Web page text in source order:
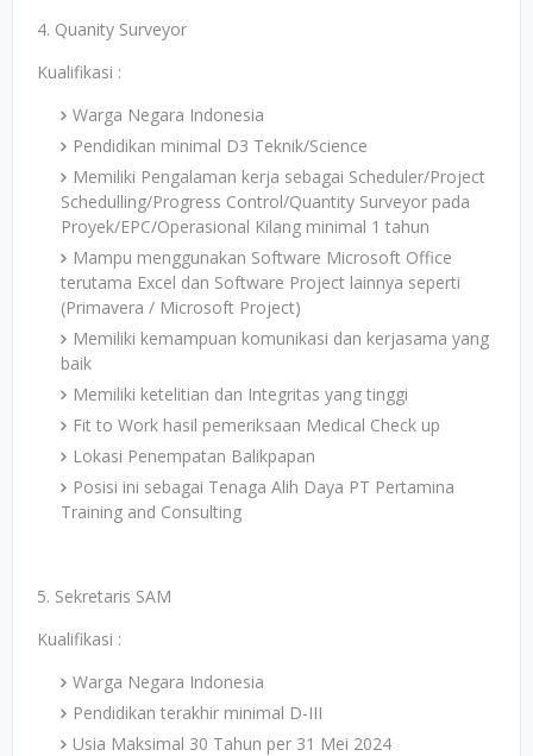
4. Quanity Surveyor
Kualifikasi :
Warga Negara Indonesia
Pendidikan minimal D3 Teknik/Science
Memiliki Pengalaman kerja sebagai Scheduler/Project
Schedulling/Progress Control/Quantity Surveyor pada
Proyek/EPC/Operasional Kilang minimal 1 tahun
Mampu menggunakan Software Microsoft Office
terutama Excel dan Software Project lainnya seperti
(Primavera / Microsoft Project)
Memiliki kemampuan komunikasi dan kerjasama yang
baik
Memiliki ketelitian dan Integritas yang tinggi
Fit to Work hasil pemeriksaan Medical Check up
Lokasi Penempatan Balikpapan
Posisi ini sebagai Tenaga Alih Daya PT Pertamina
Training and Consulting
5. Sekretaris SAM
Kualifikasi :
Warga Negara Indonesia
Pendidikan terakhir minimal D-III
Usia Maksimal 30 Tahun per 31 Mei 2024